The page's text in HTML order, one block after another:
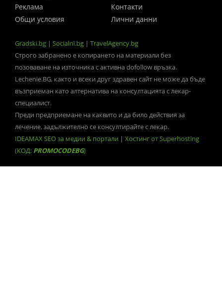
Реклама
Контакти
Общи условия
Лични данни
Gradski.bg | Socialni.bg | TravelAgency.bg
Строго забранено е копирането на материали без
позоваване на източника с активна dofollow връзка.
Lechenie.BG, както и всеки друг здравен сайт не може да бъде
възприеман като алтернатива на консултацията с лекар-
специалист.
Преди предприемане на каквито и да било действия за
лечение, задължително се консултирайте с лекар.
IDEAMAX SEO за медии & портали | Хостинг от Superhosting
(КОД: PROMOCODEBG)